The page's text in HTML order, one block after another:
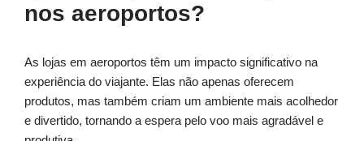
nos aeroportos?
As lojas em aeroportos têm um impacto significativo na
experiência do viajante. Elas não apenas oferecem
produtos, mas também criam um ambiente mais acolhedor
e divertido, tornando a espera pelo voo mais agradável e